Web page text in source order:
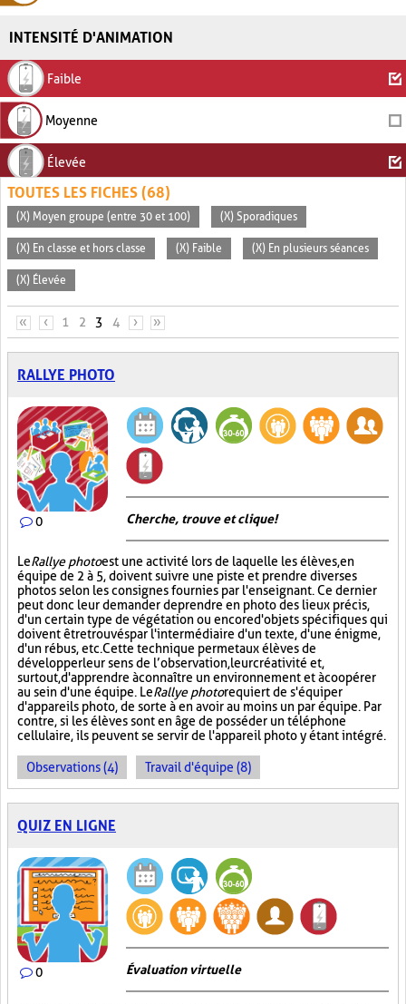
INTENSITÉ D'ANIMATION
Faible
Moyenne
Élevée
TOUTES LES FICHES (68)
(X) Moyen groupe (entre 30 et 100) (X) Sporadiques
(X) En classe et hors classe (X) Faible (X) En plusieurs séances
(X) Élevée
PAGES
« ‹ 1 2 3 4 › »
RALLYE PHOTO
0 Cherche, trouve et clique !
LeRallye photoest une activité lors de laquelle les élèves, en
équipe de 2 à 5, doivent suivre une piste et prendre diverses
photos selon les consignes fournies par l'enseignant. Ce dernier
peut donc leur demander de prendre en photo des lieux précis,
d'un certain type de végétation ou encore d'objets spécifiques qui
doivent être trouvés par l'intermédiaire d'un texte, d'une énigme,
d'un rébus, etc. Cette technique permet aux élèves de
développer leur sens de l’observation, leur créativité et,
surtout, d'apprendre à connaître un environnement et à coopérer
au sein d'une équipe. LeRallye photorequiert de s'équiper
d'appareils photo, de sorte à en avoir au moins un par équipe. Par
contre, si les élèves sont en âge de posséder un téléphone
cellulaire, ils peuvent se servir de l'appareil photo y étant intégré.
Observations (4) Travail d'équipe (8)
QUIZ EN LIGNE
0 Évaluation virtuelle